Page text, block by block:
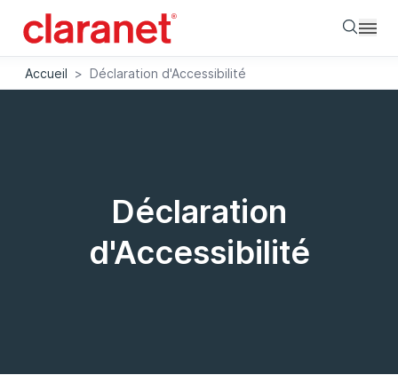
Accueil > Déclaration d'Accessibilité
Déclaration
d'Accessibilité